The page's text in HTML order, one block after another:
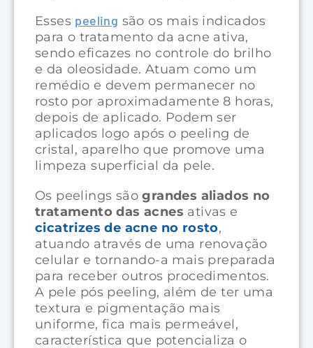
Esses peeling são os mais indicados
para o tratamento da acne ativa,
sendo eficazes no controle do brilho
e da oleosidade. Atuam como um
remédio e devem permanecer no
rosto por aproximadamente 8 horas,
depois de aplicado. Podem ser
aplicados logo após o peeling de
cristal, aparelho que promove uma
limpeza superficial da pele.
Os peelings são grandes aliados no
tratamento das acnes ativas e
cicatrizes de acne no rosto,
atuando através de uma renovação
celular e tornando-a mais preparada
para receber outros procedimentos.
A pele pós peeling, além de ter uma
textura e pigmentação mais
uniforme, fica mais permeável,
característica que potencializa o